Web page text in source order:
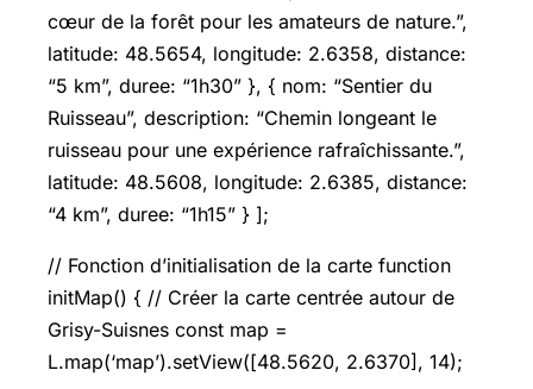
cœur de la forêt pour les amateurs de nature.”,
latitude: 48.5654, longitude: 2.6358, distance:
“5 km”, duree: “1h30” }, { nom: “Sentier du
Ruisseau”, description: “Chemin longeant le
ruisseau pour une expérience rafraîchissante.”,
latitude: 48.5608, longitude: 2.6385, distance:
“4 km”, duree: “1h15” } ];
// Fonction d’initialisation de la carte function
initMap() { // Créer la carte centrée autour de
Grisy-Suisnes const map =
L.map(‘map’).setView([48.5620, 2.6370], 14);